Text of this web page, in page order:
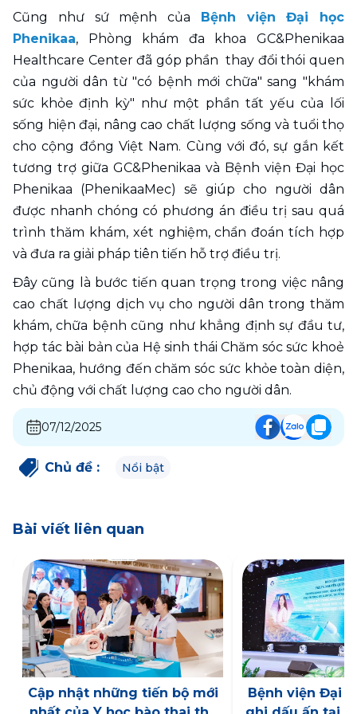
Cũng như sứ mệnh của
Bệnh viện Đại học
Phenikaa, Phòng khám đa khoa GC&Phenikaa
Healthcare Center đã góp phần  thay đổi thói quen
của người dân từ "có bệnh mới chữa" sang "khám
sức khỏe định kỳ" như một phần tất yếu của lối
sống hiện đại, nâng cao chất lượng sống và tuổi thọ
cho cộng đồng Việt Nam. Cùng với đó, sự gắn kết
tương trợ giữa GC&Phenikaa và Bệnh viện Đại học
Phenikaa (PhenikaaMec) sẽ giúp cho người dân
được nhanh chóng có phương án điều trị sau quá
trình thăm khám, xét nghiệm, chẩn đoán tích hợp
và đưa ra giải pháp tiên tiến hỗ trợ điều trị.
Đây cũng là bước tiến quan trọng trong việc nâng
cao chất lượng dịch vụ cho người dân trong thăm
khám, chữa bệnh cũng như khẳng định sự đầu tư,
hợp tác bài bản của Hệ sinh thái Chăm sóc sức khoẻ
Phenikaa, hướng đến chăm sóc sức khỏe toàn diện,
chủ động với chất lượng cao cho người dân.
07/12/2025
Chủ đề : Nổi bật
Bài viết liên quan
Cập nhật những tiến bộ mới
Bệnh viện Đại